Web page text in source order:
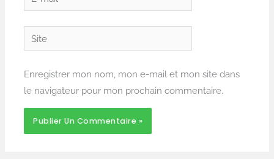
mail*
Site
Enregistrer mon nom, mon e-mail et mon site dans
le navigateur pour mon prochain commentaire.